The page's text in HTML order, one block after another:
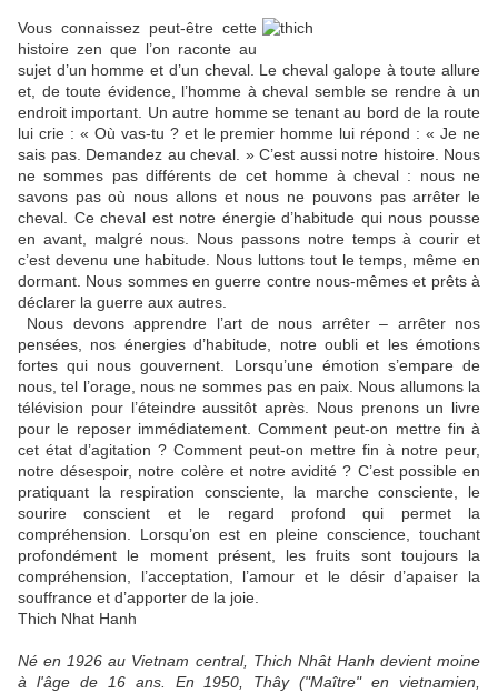
Vous connaissez peut-être cette
histoire zen que l’on raconte au
sujet d’un homme et d’un cheval. Le cheval galope à toute allure
et, de toute évidence, l’homme à cheval semble se rendre à un
endroit important. Un autre homme se tenant au bord de la route
lui crie : « Où vas-tu ? et le premier homme lui répond : « Je ne
sais pas. Demandez au cheval. » C’est aussi notre histoire. Nous
ne sommes pas différents de cet homme à cheval : nous ne
savons pas où nous allons et nous ne pouvons pas arrêter le
cheval. Ce cheval est notre énergie d’habitude qui nous pousse
en avant, malgré nous. Nous passons notre temps à courir et
c’est devenu une habitude. Nous luttons tout le temps, même en
dormant. Nous sommes en guerre contre nous-mêmes et prêts à
déclarer la guerre aux autres.
Nous devons apprendre l’art de nous arrêter – arrêter nos
pensées, nos énergies d’habitude, notre oubli et les émotions
fortes qui nous gouvernent. Lorsqu’une émotion s’empare de
nous, tel l’orage, nous ne sommes pas en paix. Nous allumons la
télévision pour l’éteindre aussitôt après. Nous prenons un livre
pour le reposer immédiatement. Comment peut-on mettre fin à
cet état d’agitation ? Comment peut-on mettre fin à notre peur,
notre désespoir, notre colère et notre avidité ? C’est possible en
pratiquant la respiration consciente, la marche consciente, le
sourire conscient et le regard profond qui permet la
compréhension. Lorsqu’on est en pleine conscience, touchant
profondément le moment présent, les fruits sont toujours la
compréhension, l’acceptation, l’amour et le désir d’apaiser la
souffrance et d’apporter de la joie.
Thich Nhat Hanh
Né en 1926 au Vietnam central, Thich Nhât Hanh devient moine
à l'âge de 16 ans. En 1950, Thây ("Maître" en vietnamien,